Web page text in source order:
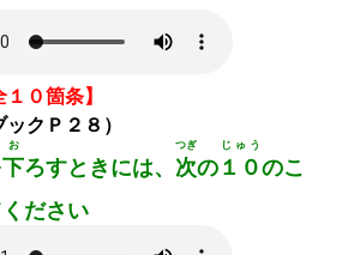
０箇条】
ックＰ２８）
下
お
ろすときには、 次
つぎ
の１０
じゅう
のこ
ください